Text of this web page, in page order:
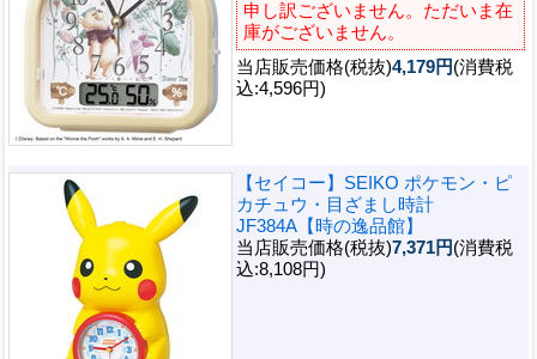
申し訳ございません。ただいま在
庫がございません。
当店販売価格(税抜)4,179円(消費税
込:4,596円)
【セイコー】SEIKO ポケモン・ピ
カチュウ・目ざまし時計
JF384A【時の逸品館】
当店販売価格(税抜)7,371円(消費税
込:8,108円)